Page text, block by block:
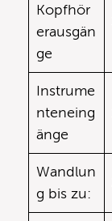
Kopfhör
erausgän
ge
Instrume
nteneing
änge
Wandlun
g bis zu: